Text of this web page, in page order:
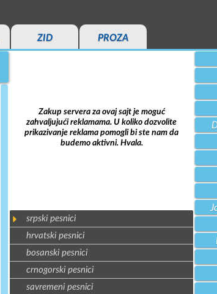
ZID PROZA
Zakup servera za ovaj sajt je moguć
zahvaljujući reklamama. U koliko dozvolite
prikazivanje reklama pomogli bi ste nam da
budemo aktivni. Hvala.
srpski pesnici
hrvatski pesnici
bosanski pesnici
crnogorski pesnici
savremeni pesnici